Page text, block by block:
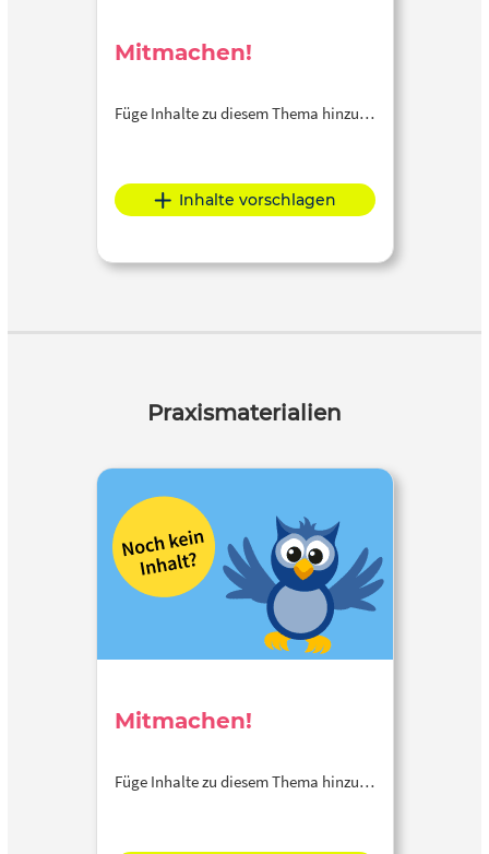
Mitmachen!
Füge Inhalte zu diesem Thema hinzu…
Inhalte vorschlagen
Praxismaterialien
Mitmachen!
Füge Inhalte zu diesem Thema hinzu…